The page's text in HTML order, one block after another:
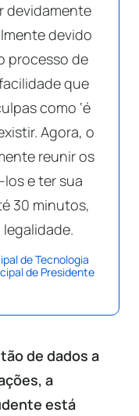
devidamente
devido
processo de
que
como ‘é
Agora, o
reunir os
e ter sua
30 minutos,
de Tecnologia
de Presidente
de dados a
a
está